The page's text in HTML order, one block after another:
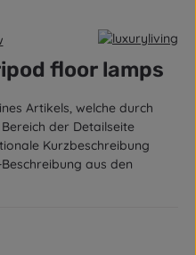
floor lamps
Artikels, welche durch
der Detailseite
Kurzbeschreibung
aus den